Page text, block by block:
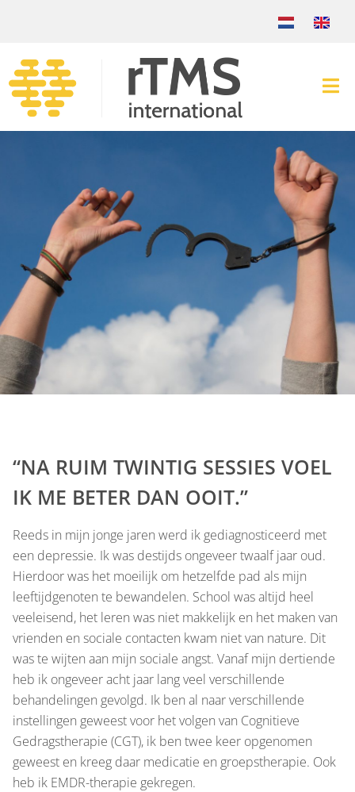
“NA RUIM TWINTIG SESSIES VOEL
IK ME BETER DAN OOIT.”
Reeds in mijn jonge jaren werd ik gediagnosticeerd met
een depressie. Ik was destijds ongeveer twaalf jaar oud.
Hierdoor was het moeilijk om hetzelfde pad als mijn
leeftijdgenoten te bewandelen. School was altijd heel
veeleisend, het leren was niet makkelijk en het maken van
vrienden en sociale contacten kwam niet van nature. Dit
was te wijten aan mijn sociale angst. Vanaf mijn dertiende
heb ik ongeveer acht jaar lang veel verschillende
behandelingen gevolgd. Ik ben al naar verschillende
instellingen geweest voor het volgen van Cognitieve
Gedragstherapie (CGT), ik ben twee keer opgenomen
geweest en kreeg daar medicatie en groepstherapie. Ook
heb ik EMDR-therapie gekregen.